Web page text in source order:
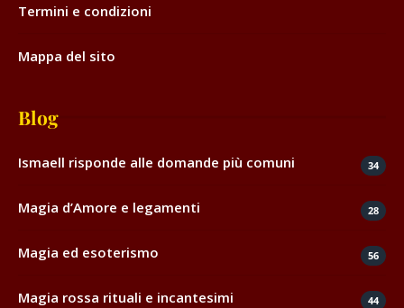
Termini e condizioni
Mappa del sito
Blog
Ismaell risponde alle domande più comuni 34
Magia d’Amore e legamenti 28
Magia ed esoterismo 56
Magia rossa rituali e incantesimi 44